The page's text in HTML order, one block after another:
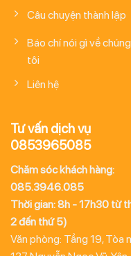
Câu chuyện thành lập
Báo chí nói gì về chúng
tôi
Liên hệ
Tư vấn dịch vụ
0853965085
Chăm sóc khách hàng:
085.3946.085
Thời gian: 8h - 17h30 từ
2 đến thứ 5)
Văn phòng: Tầng 19, Tòa